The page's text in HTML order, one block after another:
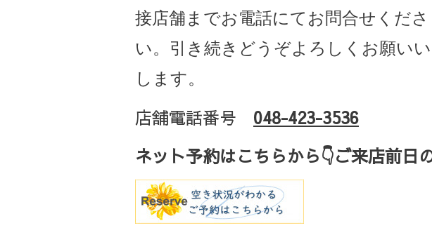
接店舗までお電話にてお問合せくださ
い。引き続きどうぞよろしくお願い
します。
店舗電話番号 048-423-3536
ネット予約はこちらから👇ご来店前日